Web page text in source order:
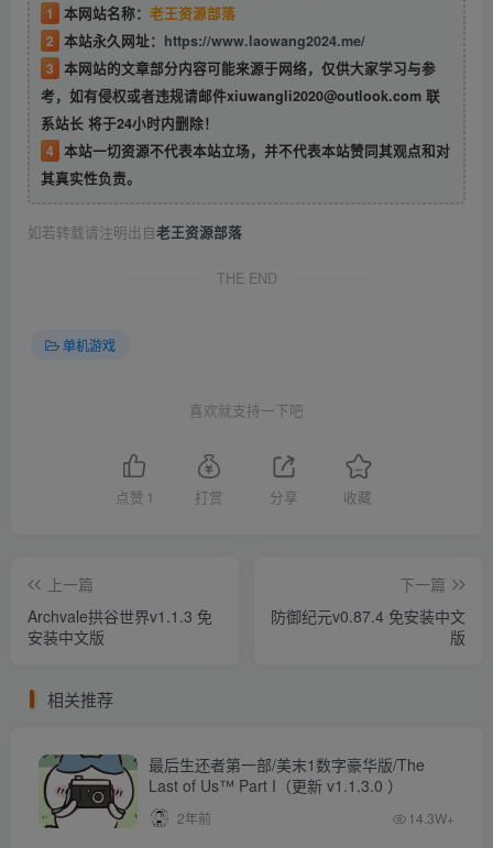
1 本网站名称： 老王资源部落
2 本站永久网址： https://www.laowang2024.me/
3 本网站的文章部分内容可能来源于网络，仅供大家学习与参
考，如有侵权或者违规请邮件xiuwangli2020@outlook.com 联
系站长 将于24小时内删除！
4 本站一切资源不代表本站立场，并不代表本站赞同其观点和对
其真实性负责。
如若转载请注明出自老王资源部落
THE END
单机游戏
喜欢就支持一下吧
点赞 1 打赏 分享 收藏
上一篇
Archvale拱谷世界v1.1.3 免
安装中文版
下一篇
防御纪元v0.87.4 免安装中文
版
相关推荐
最后生还者第一部/美末1数字豪华版/The
Last of Us™ Part I（更新 v1.1.3.0 ）
2年前 14.3W+